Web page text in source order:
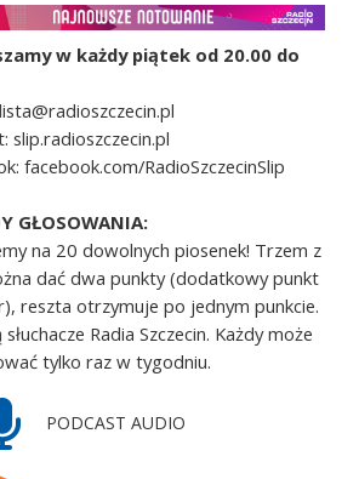
w każdy piątek od 20.00 do
slip.radioszczecin.pl
facebook.com/RadioSzczecinSlip
GŁOSOWANIA:
na 20 dowolnych piosenek! Trzem z
dać dwa punkty (dodatkowy punkt
reszta otrzymuje po jednym punkcie.
słuchacze Radia Szczecin. Każdy może
tylko raz w tygodniu.
PODCAST AUDIO